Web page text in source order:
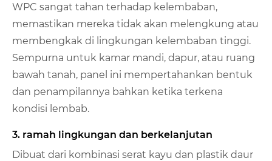
WPC sangat tahan terhadap kelembaban,
memastikan mereka tidak akan melengkung atau
membengkak di lingkungan kelembaban tinggi.
Sempurna untuk kamar mandi, dapur, atau ruang
bawah tanah, panel ini mempertahankan bentuk
dan penampilannya bahkan ketika terkena
kondisi lembab.
3. ramah lingkungan dan berkelanjutan
Dibuat dari kombinasi serat kayu dan plastik daur